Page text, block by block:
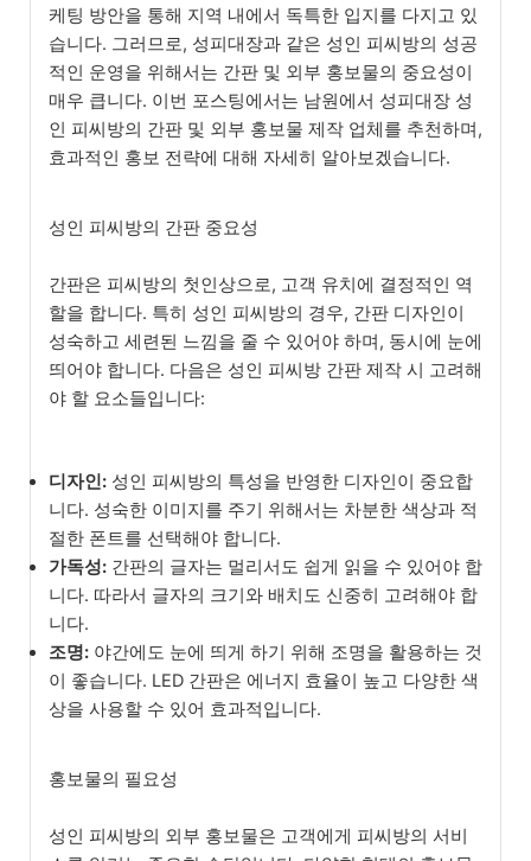
케팅 방안을 통해 지역 내에서 독특한 입지를 다지고 있
습니다. 그러므로, 성피대장과 같은 성인 피씨방의 성공
적인 운영을 위해서는 간판 및 외부 홍보물의 중요성이
매우 큽니다. 이번 포스팅에서는 남원에서 성피대장 성
인 피씨방의 간판 및 외부 홍보물 제작 업체를 추천하며,
효과적인 홍보 전략에 대해 자세히 알아보겠습니다.
성인 피씨방의 간판 중요성
간판은 피씨방의 첫인상으로, 고객 유치에 결정적인 역
할을 합니다. 특히 성인 피씨방의 경우, 간판 디자인이
성숙하고 세련된 느낌을 줄 수 있어야 하며, 동시에 눈에
띄어야 합니다. 다음은 성인 피씨방 간판 제작 시 고려해
야 할 요소들입니다:
디자인: 성인 피씨방의 특성을 반영한 디자인이 중요합
니다. 성숙한 이미지를 주기 위해서는 차분한 색상과 적
절한 폰트를 선택해야 합니다.
가독성: 간판의 글자는 멀리서도 쉽게 읽을 수 있어야 합
니다. 따라서 글자의 크기와 배치도 신중히 고려해야 합
니다.
조명: 야간에도 눈에 띄게 하기 위해 조명을 활용하는 것
이 좋습니다. LED 간판은 에너지 효율이 높고 다양한 색
상을 사용할 수 있어 효과적입니다.
홍보물의 필요성
성인 피씨방의 외부 홍보물은 고객에게 피씨방의 서비